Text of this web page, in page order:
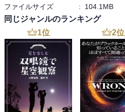
ファイルサイズ
: 104.1MB
同じジャンルのランキング
1位 2位